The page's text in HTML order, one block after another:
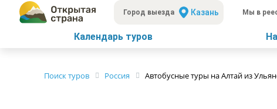
Город выезда Казань Мы в
Календарь туров
Поиск туров Россия Автобусные туры на Алтай из